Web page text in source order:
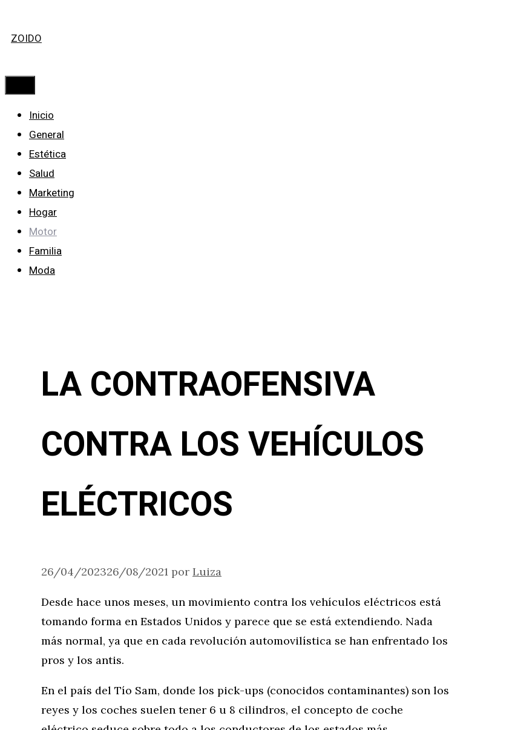
al
ZOIDO
Inicio
General
Estética
Salud
Marketing
Hogar
Motor
Familia
Moda
LA CONTRAOFENSIVA
CONTRA LOS VEHÍCULOS
ELÉCTRICOS
26/04/202326/08/2021 por Luiza
Desde hace unos meses, un movimiento contra los vehículos eléctricos está
tomando forma en Estados Unidos y parece que se está extendiendo. Nada
más normal, ya que en cada revolución automovilística se han enfrentado los
pros y los antis.
En el país del Tío Sam, donde los pick-ups (conocidos contaminantes) son los
reyes y los coches suelen tener 6 u 8 cilindros, el concepto de coche